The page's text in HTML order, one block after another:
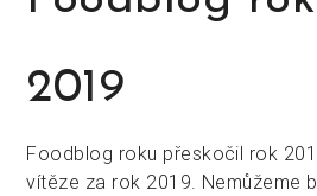
2019
Foodblog roku přeskočil rok
vítěze za rok 2019. Nemůžeme